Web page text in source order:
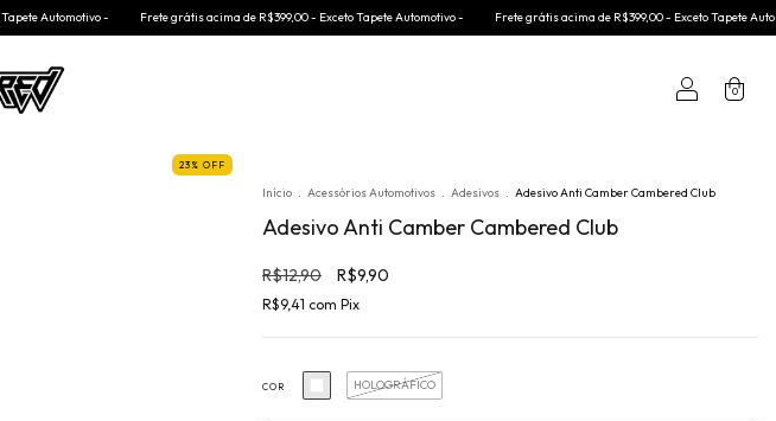
Frete grátis acima de R$399,00 - Exceto Tapete Automotivo - Frete grátis acima de R$399,00 - Exceto Tapete Automotivo - Frete grátis
0
23 % OFF
Início . Acessórios Automotivos . Adesivos . Adesivo Anti Camber Cambered Club
Adesivo Anti Camber Cambered Club
R$12,90 R$9,90
R$9,41 com Pix
COR HOLOGRÁFICO